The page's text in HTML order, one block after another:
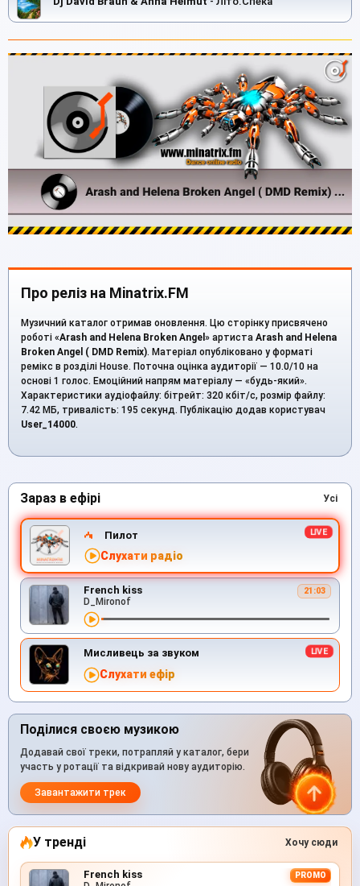
Про реліз на Minatrix.FM
Музичний каталог отримав оновлення. Цю сторінку присвячено
роботі «Arash and Helena Broken Angel » артиста Arash and Helena
Broken Angel ( DMD Remix). Матеріал опубліковано у форматі
ремікс в розділі House. Поточна оцінка аудиторії — 10.0/10 на
основі 1 голос. Емоційний напрям матеріалу — «будь-який».
Характеристики аудіофайлу: бітрейт: 320 кбіт/с, розмір файлу:
7.42 МБ, тривалість: 195 секунд. Публікацію додав користувач
User_14000.
Зараз в ефірі Усі
Пилот
Слухати радіо
French kiss 21:03
D_Mironof
Мисливець за звуком
Слухати ефір
Поділися своєю музикою
Додавай свої треки, потрапляй у каталог, бери
участь у ротації та відкривай нову аудиторію.
Завантажити трек
У тренді Хочу сюди
French kiss PROMO